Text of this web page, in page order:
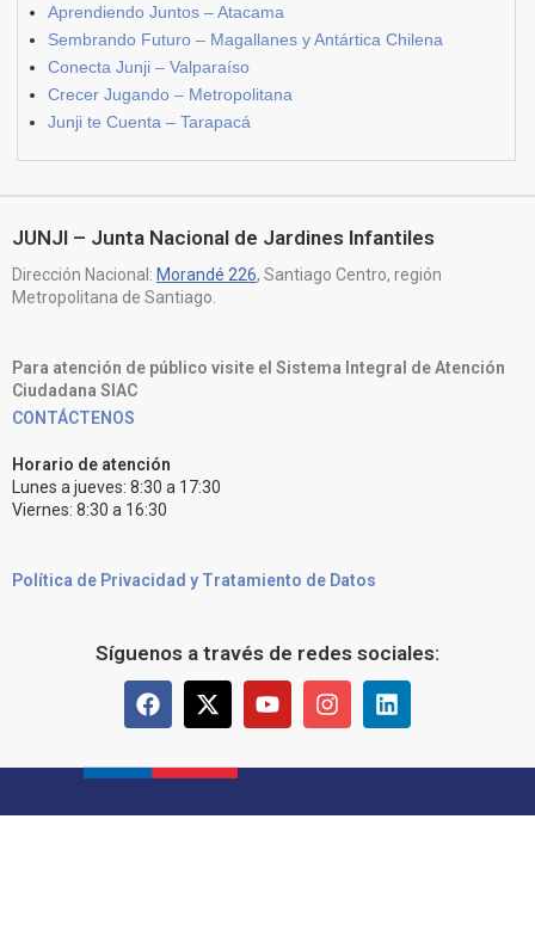
Aprendiendo Juntos – Atacama
Sembrando Futuro – Magallanes y Antártica Chilena
Conecta Junji – Valparaíso
Crecer Jugando – Metropolitana
Junji te Cuenta – Tarapacá
JUNJI – Junta Nacional de Jardines Infantiles
Dirección Nacional: Morandé 226, Santiago Centro, región
Metropolitana de Santiago.
Para atención de público visite el Sistema Integral de Atención
Ciudadana SIAC
CONTÁCTENOS
Horario de atención
Lunes a jueves: 8:30 a 17:30
Viernes: 8:30 a 16:30
Política de Privacidad y Tratamiento de Datos
Síguenos a través de redes sociales: